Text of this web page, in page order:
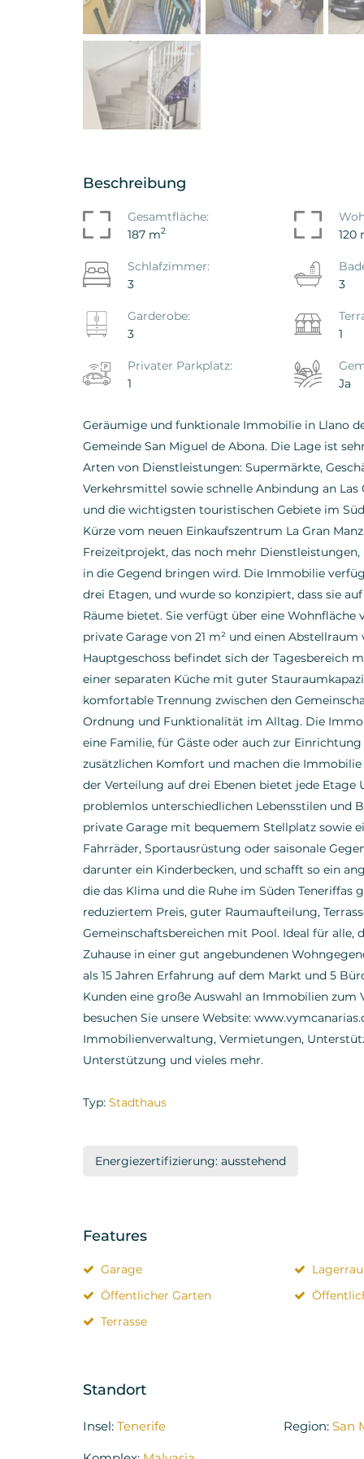
Beschreibung
Gesamtfläche:
187 m2
120
Schlafzimmer:
3
3
Garderobe:
3
1
Privater Parkplatz:
1
Ja
Geräumige und funktionale Immobilie in Llano
Gemeinde San Miguel de Abona. Die Lage ist
Arten von Dienstleistungen: Supermärkte,
Verkehrsmittel sowie schnelle Anbindung an Las
und die wichtigsten touristischen Gebiete im
Kürze vom neuen Einkaufszentrum La Gran
Freizeitprojekt, das noch mehr
in die Gegend bringen wird. Die Immobilie
drei Etagen, und wurde so konzipiert, dass sie
Räume bietet. Sie verfügt über eine Wohnfläche
private Garage von 21 m² und einen
Hauptgeschoss befindet sich der Tagesbereich
einer separaten Küche mit guter
komfortable Trennung zwischen den
Ordnung und Funktionalität im Alltag. Die
eine Familie, für Gäste oder auch zur
zusätzlichen Komfort und machen die
der Verteilung auf drei Ebenen bietet jede
problemlos unterschiedlichen Lebensstilen und
private Garage mit bequemem Stellplatz sowie
Fahrräder, Sportausrüstung oder saisonale
darunter ein Kinderbecken, und schafft so ein
die das Klima und die Ruhe im Süden
reduziertem Preis, guter Raumaufteilung,
Gemeinschaftsbereichen mit Pool. Ideal für
Zuhause in einer gut angebundenen
als 15 Jahren Erfahrung auf dem Markt und 5
Kunden eine große Auswahl an Immobilien
besuchen Sie unsere Website:
Immobilienverwaltung, Vermietungen,
Unterstützung und vieles mehr.
Typ: Stadthaus
Energiezertifizierung: ausstehend
Features
Garage
Öffentlicher Garten
Terrasse
Standort
Insel: Tenerife Region: San